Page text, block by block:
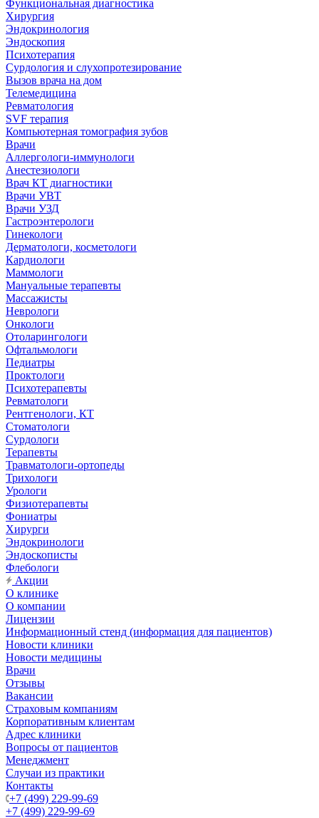
Функциональная диагностика
Хирургия
Эндокринология
Эндоскопия
Психотерапия
Сурдология и слухопротезирование
Вызов врача на дом
Телемедицина
Ревматология
SVF терапия
Компьютерная томография зубов
Врачи
Аллергологи-иммунологи
Анестезиологи
Врач КТ диагностики
Врачи УВТ
Врачи УЗД
Гастроэнтерологи
Гинекологи
Дерматологи, косметологи
Кардиологи
Маммологи
Мануальные терапевты
Массажисты
Неврологи
Онкологи
Отоларингологи
Офтальмологи
Педиатры
Проктологи
Психотерапевты
Ревматологи
Рентгенологи, КТ
Стоматологи
Сурдологи
Терапевты
Травматологи-ортопеды
Трихологи
Урологи
Физиотерапевты
Фониатры
Хирурги
Эндокринологи
Эндоскописты
Флебологи
Акции
О клинике
О компании
Лицензии
Информационный стенд (информация для пациентов)
Новости клиники
Новости медицины
Врачи
Отзывы
Вакансии
Страховым компаниям
Корпоративным клиентам
Адрес клиники
Вопросы от пациентов
Менеджмент
Случаи из практики
Контакты
+7 (499) 229-99-69
+7 (499) 229-99-69